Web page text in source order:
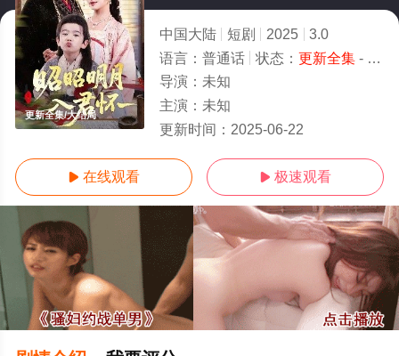
更新全集/大结局
中国大陆 短剧 2025
3.0
语言： 普通话 状态： 更新全集- 免费在线观看
导演： 未知
主演： 未知
更新时间： 2025-06-22
 在线观看  极速观看